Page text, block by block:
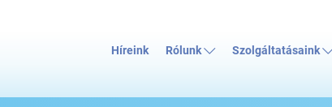
Híreink Rólunk Szolgáltatásaink